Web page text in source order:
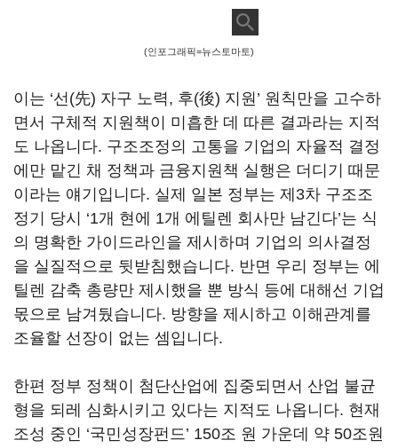
(인포그래픽=뉴스토마토)
이는 ‘선(先) 자구 노력, 후(後) 지원’ 원칙만을 고수하
면서 구체적 지원책이 미흡한 데 따른 결과라는 지적
도 나옵니다. 구조조정의 고통을 기업의 자율적 결정
에만 맡긴 채 정책과 금융지원책 실행은 더디기 때문
이라는 얘기입니다. 실제 일본 정부는 제3차 구조조
정기 당시 ‘1개 현에 1개 에틸렌 회사만 남긴다’는 식
의 명확한 가이드라인을 제시하며 기업의 의사결정
을 실질적으로 뒷받침했습니다. 반면 우리 정부는 에
틸렌 감축 총량만 제시했을 뿐 방식 등에 대해선 기업
몫으로 남겨뒀습니다. 방향을 제시하고 이해관계를
조율할 선장이 없는 셈입니다.
한편 정부 정책이 첨단산업에 집중되면서 산업 불균
형을 되레 심화시키고 있다는 지적도 나옵니다. 현재
조성 중인 ‘국민성장펀드’ 150조 원 가운데 약 50조원